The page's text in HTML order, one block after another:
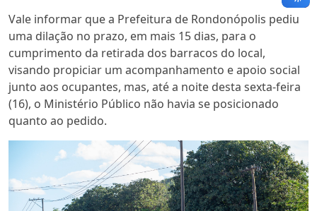
Vale informar que a Prefeitura de Rondonópolis pediu
uma dilação no prazo, em mais 15 dias, para o
cumprimento da retirada dos barracos do local,
visando propiciar um acompanhamento e apoio social
junto aos ocupantes, mas, até a noite desta sexta-feira
(16), o Ministério Público não havia se posicionado
quanto ao pedido.